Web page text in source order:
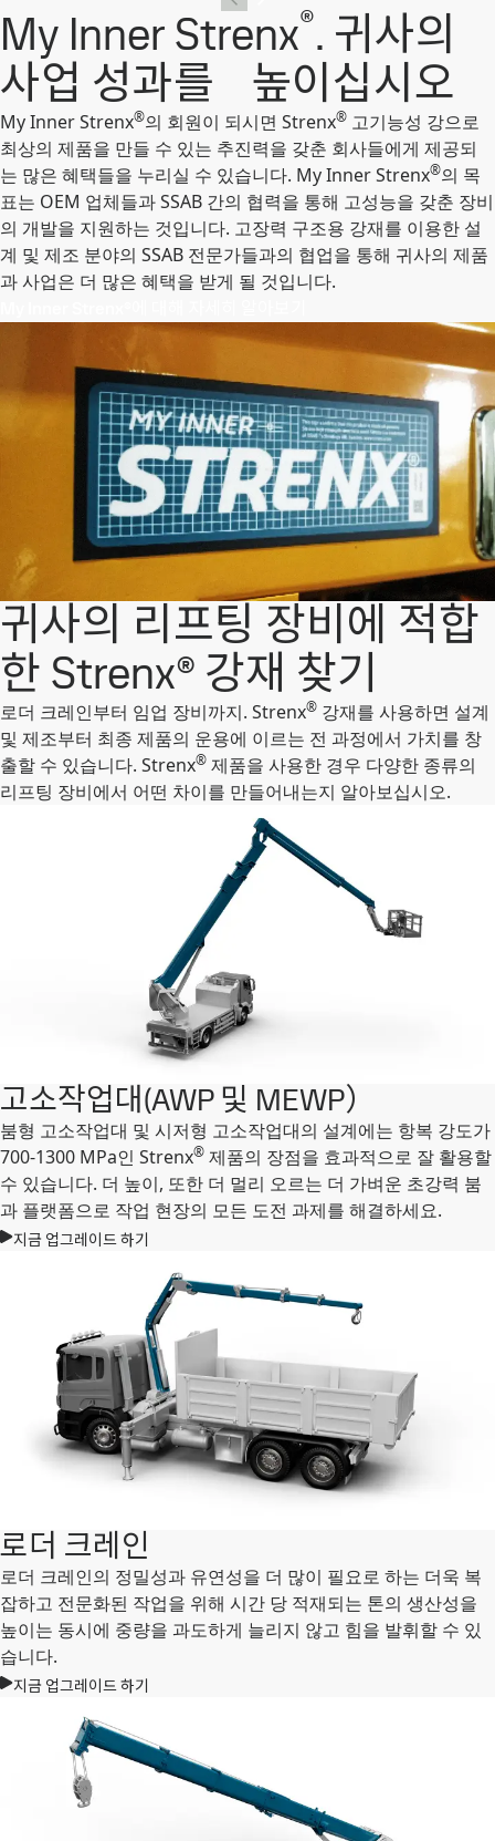
My Inner Strenx®. 귀사의
사업 성과를 높이십시오
My Inner Strenx®의 회원이 되시면 Strenx® 고기능성 강으로
최상의 제품을 만들 수 있는 추진력을 갖춘 회사들에게 제공되
는 많은 혜택들을 누리실 수 있습니다. My Inner Strenx®의 목
표는 OEM 업체들과 SSAB 간의 협력을 통해 고성능을 갖춘 장비
의 개발을 지원하는 것입니다. 고장력 구조용 강재를 이용한 설
계 및 제조 분야의 SSAB 전문가들과의 협업을 통해 귀사의 제품
과 사업은 더 많은 혜택을 받게 될 것입니다.
귀사의 리프팅 장비에 적합
한 Strenx® 강재 찾기
로더 크레인부터 임업 장비까지. Strenx® 강재를 사용하면 설계
및 제조부터 최종 제품의 운용에 이르는 전 과정에서 가치를 창
출할 수 있습니다. Strenx® 제품을 사용한 경우 다양한 종류의
리프팅 장비에서 어떤 차이를 만들어내는지 알아보십시오.
고소작업대(AWP 및 MEWP）
붐형 고소작업대 및 시저형 고소작업대의 설계에는 항복 강도가
700-1300 MPa인 Strenx® 제품의 장점을 효과적으로 잘 활용할
수 있습니다. 더 높이, 또한 더 멀리 오르는 더 가벼운 초강력 붐
과 플랫폼으로 작업 현장의 모든 도전 과제를 해결하세요.
지금 업그레이드 하기
로더 크레인
로더 크레인의 정밀성과 유연성을 더 많이 필요로 하는 더욱 복
잡하고 전문화된 작업을 위해 시간 당 적재되는 톤의 생산성을
높이는 동시에 중량을 과도하게 늘리지 않고 힘을 발휘할 수 있
습니다.
지금 업그레이드 하기